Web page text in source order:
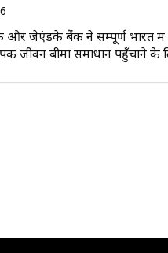
और जेएंडके बैंक ने सम्पूर्ण भारत में
जीवन बीमा समाधान पहुँचाने के